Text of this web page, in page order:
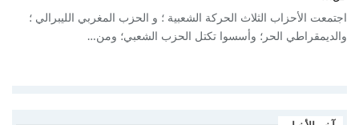
اجتمعت الأحزاب الثلاث الحركة الشعبية ؛ و الحزب المغربي الليبرالي ؛
والديمقراطي الحر؛ وأسسوا تكتل الحزب الشعبي؛ ومن…